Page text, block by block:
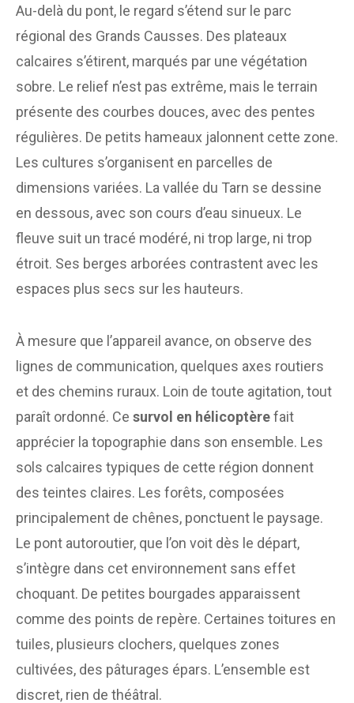
Au-delà du pont, le regard s’étend sur le parc
régional des Grands Causses. Des plateaux
calcaires s’étirent, marqués par une végétation
sobre. Le relief n’est pas extrême, mais le terrain
présente des courbes douces, avec des pentes
régulières. De petits hameaux jalonnent cette zone.
Les cultures s’organisent en parcelles de
dimensions variées. La vallée du Tarn se dessine
en dessous, avec son cours d’eau sinueux. Le
fleuve suit un tracé modéré, ni trop large, ni trop
étroit. Ses berges arborées contrastent avec les
espaces plus secs sur les hauteurs.
À mesure que l’appareil avance, on observe des
lignes de communication, quelques axes routiers
et des chemins ruraux. Loin de toute agitation, tout
paraît ordonné. Ce survol en hélicoptèrefait
apprécier la topographie dans son ensemble. Les
sols calcaires typiques de cette région donnent
des teintes claires. Les forêts, composées
principalement de chênes, ponctuent le paysage.
Le pont autoroutier, que l’on voit dès le départ,
s’intègre dans cet environnement sans effet
choquant. De petites bourgades apparaissent
comme des points de repère. Certaines toitures en
tuiles, plusieurs clochers, quelques zones
cultivées, des pâturages épars. L’ensemble est
discret, rien de théâtral.